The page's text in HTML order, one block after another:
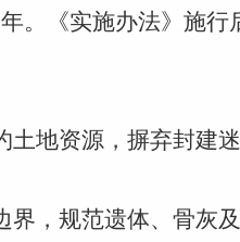
。《实施办法》施
土地资源，摒弃封建
界，规范遗体、骨灰